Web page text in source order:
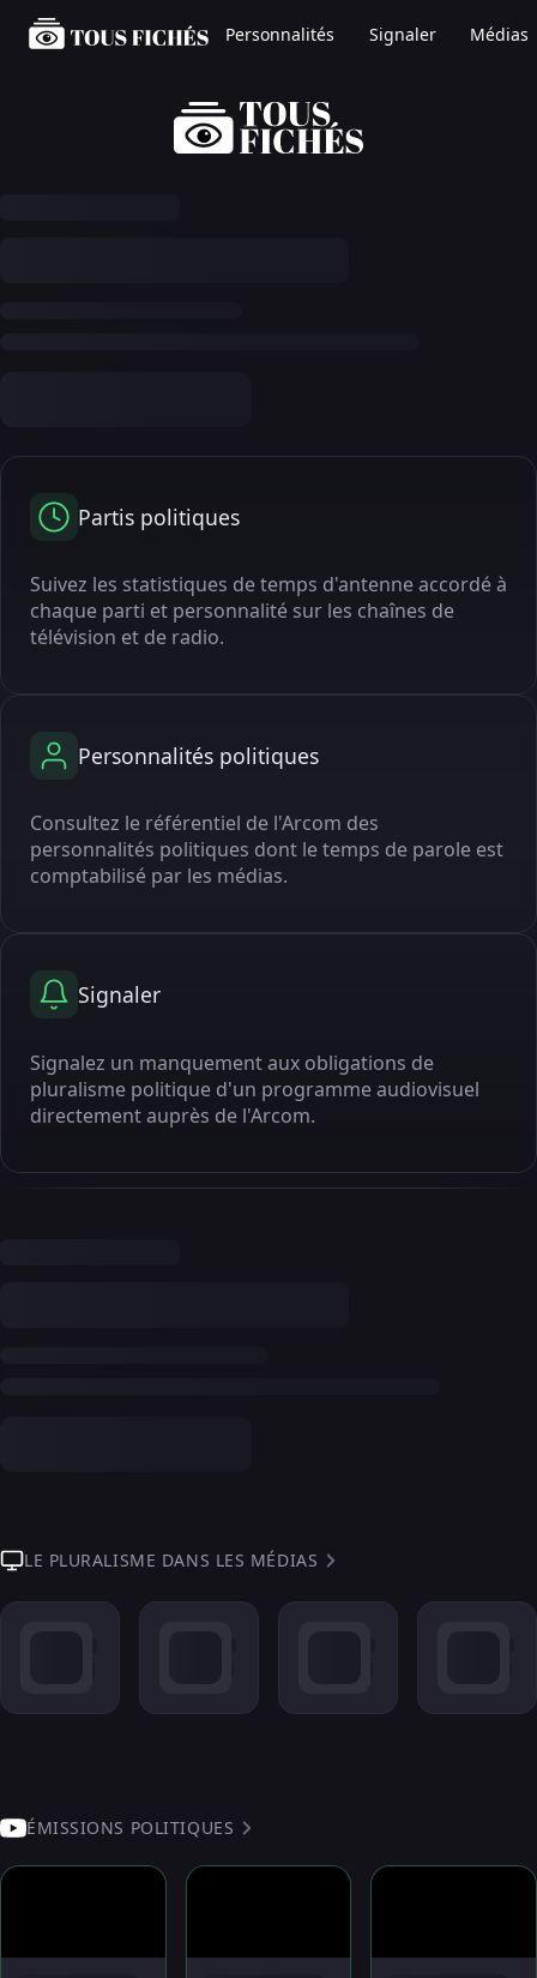
Personnalités Signaler Médias
Partis politiques
Suivez les statistiques de temps d'antenne accordé à
chaque parti et personnalité sur les chaînes de
télévision et de radio.
Personnalités politiques
Consultez le référentiel de l'Arcom des
personnalités politiques dont le temps de parole est
comptabilisé par les médias.
Signaler
Signalez un manquement aux obligations de
pluralisme politique d'un programme audiovisuel
directement auprès de l'Arcom.
LE PLURALISME DANS LES MÉDIAS
ÉMISSIONS POLITIQUES